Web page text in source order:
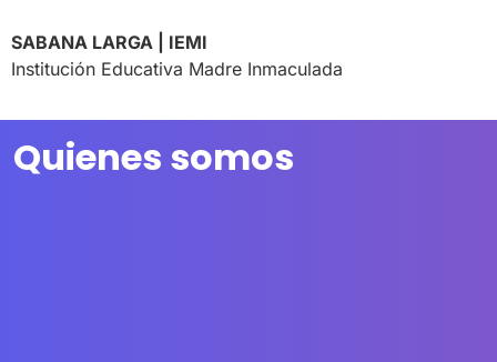
SABANA LARGA | IEMI
Institución Educativa Madre Inmaculada
Quienes somos